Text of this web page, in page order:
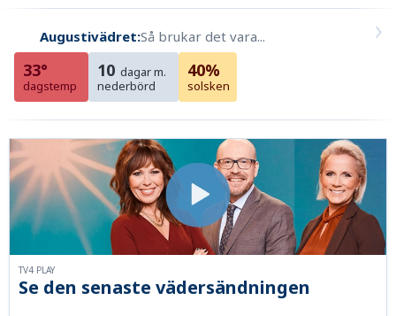
Augustivädret:Så brukar det vara...
33°
dagstemp
10 dagar m.
nederbörd
40%
solsken
Se den senaste vädersändningen
TV4 PLAY